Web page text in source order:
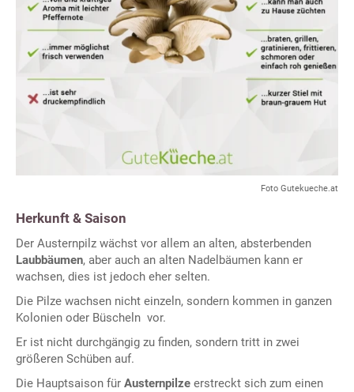
Foto Gutekueche.at
Herkunft & Saison
Der Austernpilz wächst vor allem an alten, absterbenden
Laubbäumen, aber auch an alten Nadelbäumen kann er
wachsen, dies ist jedoch eher selten.
Die Pilze wachsen nicht einzeln, sondern kommen in ganzen
Kolonien oder Büscheln vor.
Er ist nicht durchgängig zu finden, sondern tritt in zwei
größeren Schüben auf.
Die Hauptsaison für Austernpilze erstreckt sich zum einen